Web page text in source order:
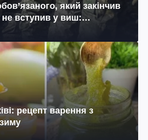
який закінчив
вступив у виш:
рецепт варення з